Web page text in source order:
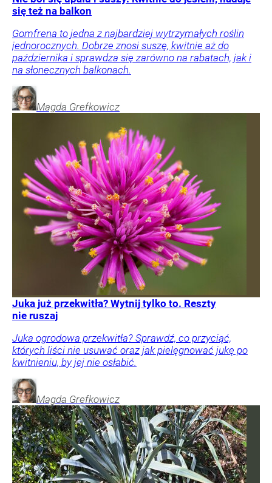
się też na balkon
Gomfrena to jedna z najbardziej wytrzymałych roślin
jednorocznych. Dobrze znosi suszę, kwitnie aż do
października i sprawdza się zarówno na rabatach, jak i
na słonecznych balkonach.
Magda Grefkowicz
Juka już przekwitła? Wytnij tylko to. Reszty
nie ruszaj
Juka ogrodowa przekwitła? Sprawdź, co przyciąć,
których liści nie usuwać oraz jak pielęgnować jukę po
kwitnieniu, by jej nie osłabić.
Magda Grefkowicz